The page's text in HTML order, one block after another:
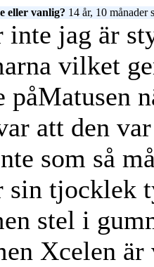
eller vanlig? 14 år, 10 månader
jag är
vilket
påMatusen
att den
som så
tjocklek
stel i
Xcelen är